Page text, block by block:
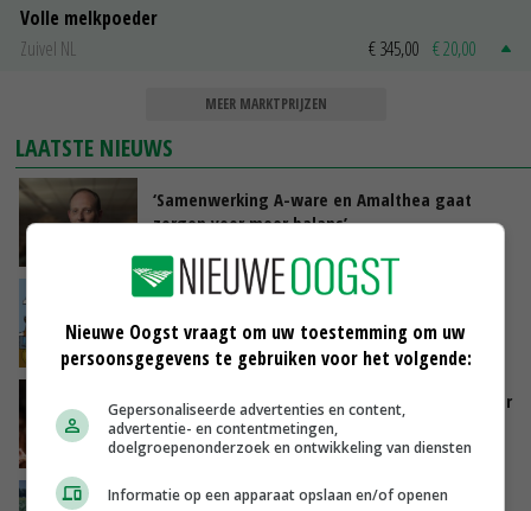
Volle melkpoeder
Zuivel NL
€ 345,00 € 20,00
MEER MARKTPRIJZEN
LAATSTE NIEUWS
‘Samenwerking A-ware en Amalthea gaat
zorgen voor meer balans’
Internationale vraag naar geitenzuivel blijft
groot: Nederland in Europese top
GISTEREN, 15:33
Vlaamse varkensstapel krimpt, pluimveesector
groeit door schaalvergroting
GISTEREN, 15:20
‘Cijfer jezelf niet weg en doe vooral ook waar
Nieuwe Oogst vraagt om uw toestemming om uw
persoonsgegevens te gebruiken voor het volgende:
Gepersonaliseerde advertenties en content,
advertentie- en contentmetingen,
doelgroepenonderzoek en ontwikkeling van diensten
Informatie op een apparaat opslaan en/of openen